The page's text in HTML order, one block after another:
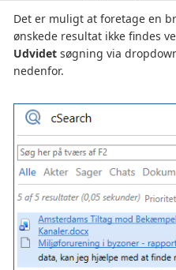
Det er muligt at foretage en
ønskede resultat ikke findes
Udvidet søgning via
nedenfor.